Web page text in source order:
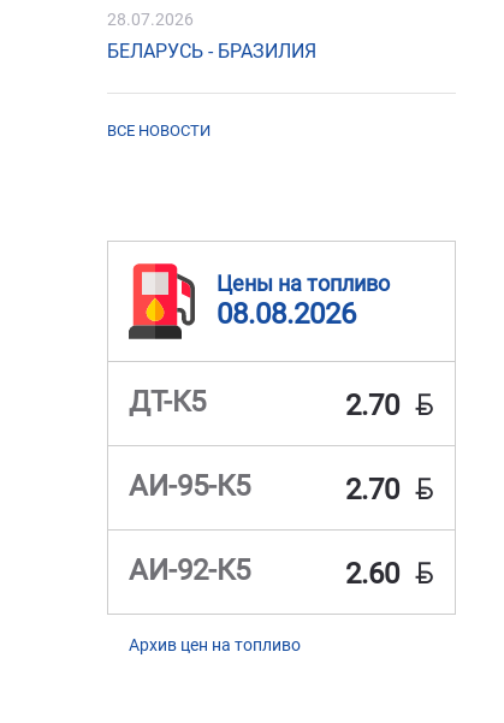
28.07.2026
БЕЛАРУСЬ - БРАЗИЛИЯ
ВСЕ НОВОСТИ
Цены на топливо
08.08.2026
ДТ-К5 2.70 BYN
АИ-95-К5 2.70 BYN
АИ-92-К5 2.60 BYN
Архив цен на топливо